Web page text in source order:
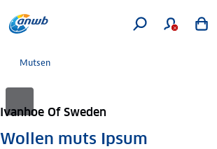
Mutsen
Ivanhoe Of Sweden
Wollen muts Ipsum